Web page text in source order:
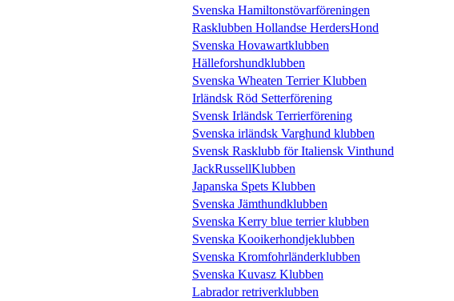
Svenska Hamiltonstövarföreningen
Rasklubben Hollandse HerdersHond
Svenska Hovawartklubben
Hälleforshundklubben
Svenska Wheaten Terrier Klubben
Irländsk Röd Setterförening
Svensk Irländsk Terrierförening
Svenska irländsk Varghund klubben
Svensk Rasklubb för Italiensk Vinthund
JackRussellKlubben
Japanska Spets Klubben
Svenska Jämthundklubben
Svenska Kerry blue terrier klubben
Svenska Kooikerhondjeklubben
Svenska Kromfohrländerklubben
Svenska Kuvasz Klubben
Labrador retriverklubben